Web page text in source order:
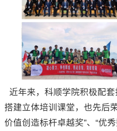
近年来，科顺学院积极配套
搭建立体培训课堂，也先后
价值创造标杆卓越奖”、“优